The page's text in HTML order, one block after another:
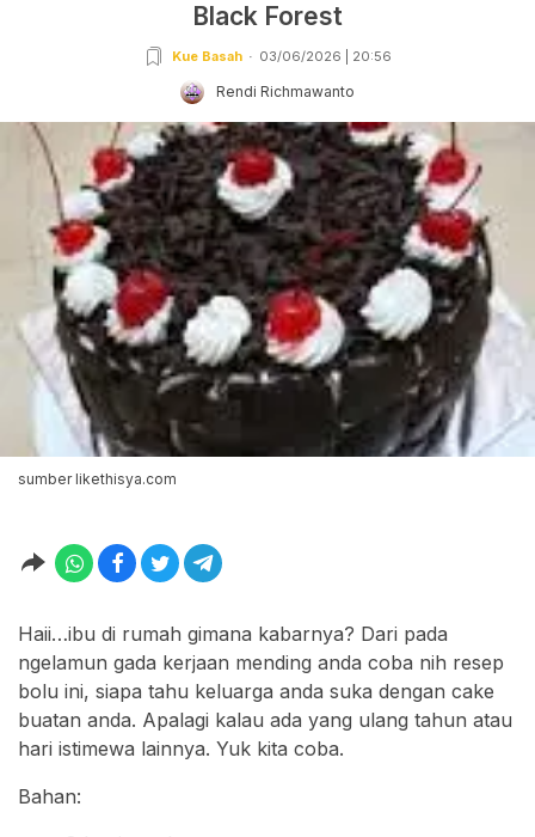
Black Forest
Kue Basah 03/06/2026 | 20:56
Rendi Richmawanto
sumber likethisya.com
Haii…ibu di rumah gimana kabarnya? Dari pada
ngelamun gada kerjaan mending anda coba nih resep
bolu ini, siapa tahu keluarga anda suka dengan cake
buatan anda. Apalagi kalau ada yang ulang tahun atau
hari istimewa lainnya. Yuk kita coba.
Bahan: